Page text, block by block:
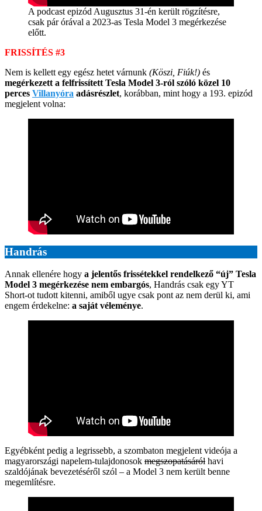
A podcast epizód Augusztus 31-én került rögzítésre,
csak pár órával a 2023-as Tesla Model 3 megérkezése
előtt.
FRISSÍTÉS #3
Nem is kellett egy egész hetet várnunk (Köszi, Fiúk!) és
megérkezett a felfrissített Tesla Model 3-ról szóló közel 10
perces Villanyóra adásrészlet, korábban, mint hogy a 193. epizód
megjelent volna:
Handrás
Annak ellenére hogy a jelentős frissétekkel rendelkező “új” Tesla
Model 3 megérkezése nem embargós, Handrás csak egy YT
Short-ot tudott kitenni, amiből ugye csak pont az nem derül ki, ami
engem érdekelne: a saját véleménye.
Egyébként pedig a legrissebb, a szombaton megjelent videója a
magyarországi napelem-tulajdonosok megszopatásáról havi
szaldójának bevezetéséről szól – a Model 3 nem került benne
megemlítésre.